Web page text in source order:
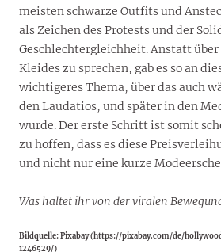
meisten schwarze Outfits und
als Zeichen des Protests und der
Geschlechtergleichheit. Anstatt über
Kleides zu sprechen, gab es so an
wichtigeres Thema, über das auch
den Laudatios, und später in den
wurde. Der erste Schritt ist somit
zu hoffen, dass es diese
und nicht nur eine kurze
Was haltet ihr von der viralen
Bildquelle: Pixabay (https://pixabay.com/de/
1246529/)